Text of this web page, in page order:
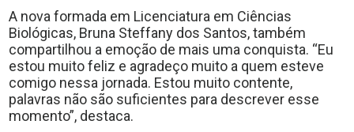
A nova formada em Licenciatura em Ciências
Biológicas, Bruna Steffany dos Santos, também
compartilhou a emoção de mais uma conquista. “Eu
estou muito feliz e agradeço muito a quem esteve
comigo nessa jornada. Estou muito contente,
palavras não são suficientes para descrever esse
momento”, destaca.